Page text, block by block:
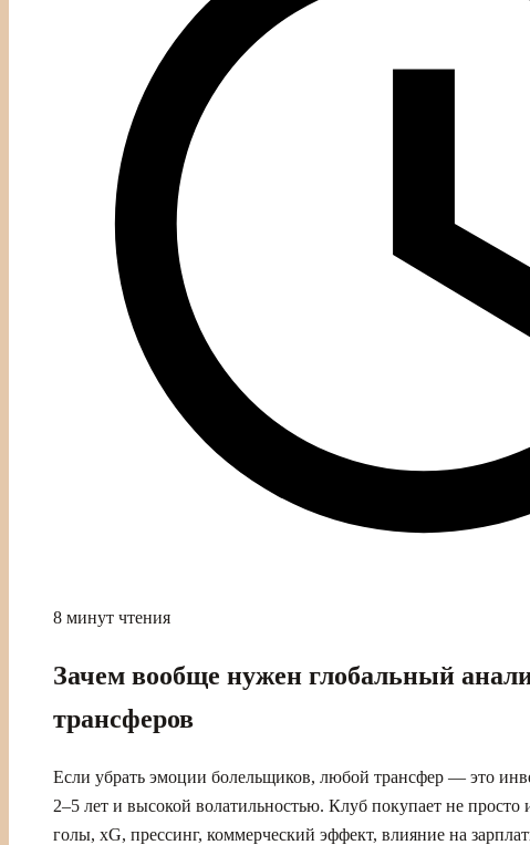
8 минут чтения
Зачем вообще нужен глобальный
трансферов
Если убрать эмоции болельщиков, любой трансфер — это
2–5 лет и высокой волатильностью. Клуб покупает не просто
голы, xG, прессинг, коммерческий эффект, влияние на